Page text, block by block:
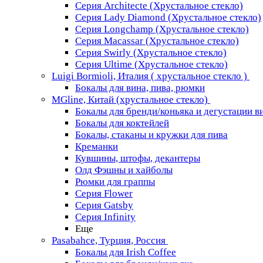
Серия Architecte (Хрустальное стекло)
Серия Lady Diamond (Хрустальное стекло)
Серия Longchamp (Хрустальное стекло)
Серия Macassar (Хрустальное стекло)
Серия Swirly (Хрустальное стекло)
Серия Ultime (Хрустальное стекло)
Luigi Bormioli, Италия ( хрустальное стекло )
Бокалы для вина, пива, рюмки
MGline, Китай (хрустальное стекло)
Бокалы для бренди/коньяка и дегустации
Бокалы для коктейлей
Бокалы, стаканы и кружки для пива
Креманки
Кувшины, штофы, декантеры
Олд Фэшны и хайболы
Рюмки для граппы
Серия Flower
Серия Gatsby
Серия Infinity
Еще
Pasabahce, Турция, Россия
Бокалы для Irish Coffee